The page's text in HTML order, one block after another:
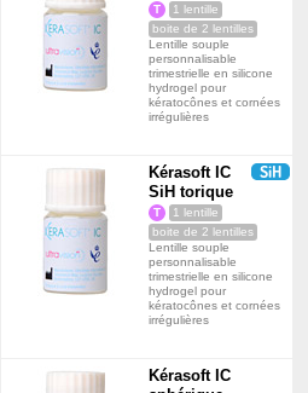
T
1 lentille
boite de 2 lentilles
Lentille souple
personnalisable
trimestrielle en silicone
hydrogel pour
kératocônes et cornées
irrégulières
Kérasoft IC
SiH torique
T
1 lentille
boite de 2 lentilles
Lentille souple
personnalisable
trimestrielle en silicone
hydrogel pour
kératocônes et cornées
irrégulières
Kérasoft IC